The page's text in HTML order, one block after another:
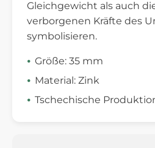
Gleichgewicht als auch
verborgenen Kräfte des
symbolisieren.
Größe: 35 mm
Material: Zink
Tschechische